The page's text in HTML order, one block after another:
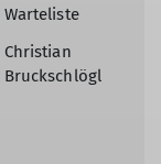
Warteliste
Christian
Bruckschlögl